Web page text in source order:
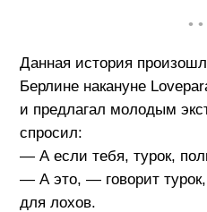
• •
Данная история
Берлине накануне
и предлагал молодым
спросил:
— А если тебя, турок,
— А это, — говорит
для лохов.